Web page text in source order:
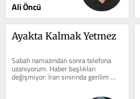
Ali Öncü
Ayakta Kalmak Yetmez
Sabah namazından sonra telefona
uzanıyorum. Haber başlıkları
değişmiyor: İran sınırında gerilim
tırmanıyor, körfez şehirleri duman...